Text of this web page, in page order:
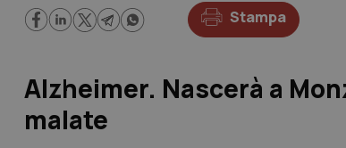
Stampa
Alzheimer. Nascerà a
malate